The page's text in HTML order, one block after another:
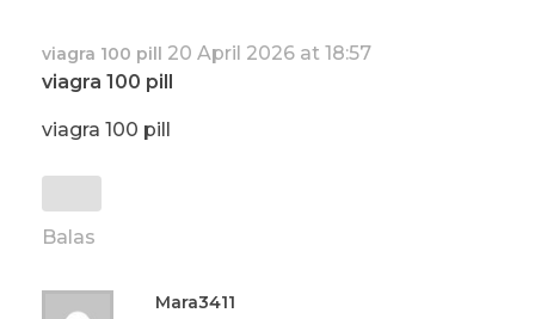
viagra 100 pill 20 April 2026 at 18:57
viagra 100 pill
viagra 100 pill
Balas
Mara3411